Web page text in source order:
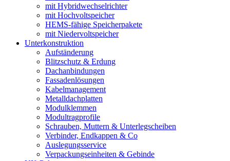
mit Hybridwechselrichter
mit Hochvoltspeicher
HEMS-fähige Speicherpakete
mit Niedervoltspeicher
Unterkonstruktion
Aufständerung
Blitzschutz & Erdung
Dachanbindungen
Fassadenlösungen
Kabelmanagement
Metalldachplatten
Modulklemmen
Modultragprofile
Schrauben, Muttern & Unterlegscheiben
Verbinder, Endkappen & Co
Auslegungsservice
Verpackungseinheiten & Gebinde